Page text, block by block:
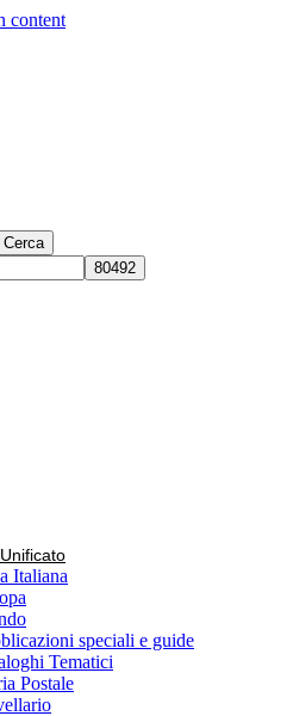
content
Cerca
Italiana
speciali e guide
Tematici
Postale